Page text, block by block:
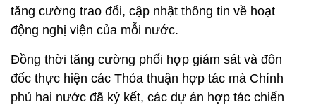
tăng cường trao đổi, cập nhật thông tin về hoạt
động nghị viện của mỗi nước.
Đồng thời tăng cường phối hợp giám sát và đôn
đốc thực hiện các Thỏa thuận hợp tác mà Chính
phủ hai nước đã ký kết, các dự án hợp tác chiến